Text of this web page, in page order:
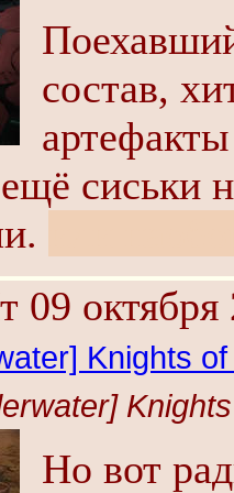
состав,
сиськи
09
Knights
Но вот